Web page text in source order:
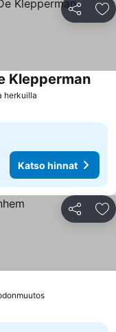
Jaa
herkuilla
Klepperman
Katso hinnat
Jaa
Katso hinnat